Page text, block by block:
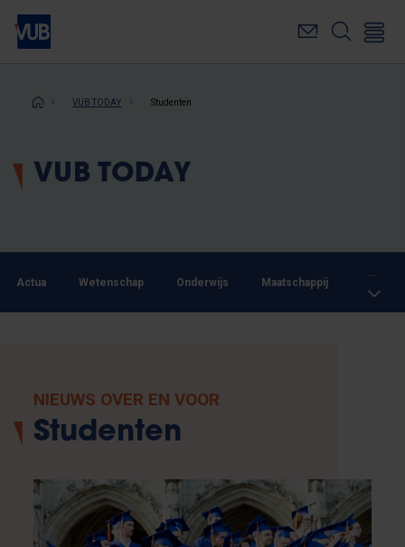
Overslaan
naar
inhoudKruimelpad
VUB TODAY Studenten
VUB TODAY
Actua Wetenschap Onderwijs Maatschappij
NIEUWS OVER EN VOOR
Studenten